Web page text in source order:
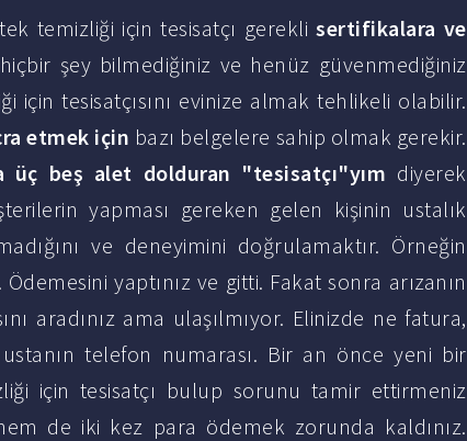
temizliği için tesisatçı gereklisertifikalara ve
şey bilmediğiniz ve henüz güvenmediğiniz
için tesisatçısını evinize almak tehlikeli olabilir.
etmek için bazı belgelere sahip olmak gerekir.
üç beş alet dolduran "tesisatçı"yım diyerek
yapması gereken gelen kişinin ustalık
ve deneyimini doğrulamaktır. Örneğin
yaptınız ve gitti. Fakat sonra arızanın
aradınız ama ulaşılmıyor. Elinizde ne fatura,
telefon numarası. Bir an önce yeni bir
için tesisatçı bulup sorunu tamir ettirmeniz
de iki kez para ödemek zorunda kaldınız.